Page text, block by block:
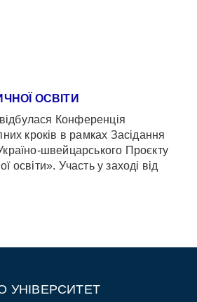
ОСВІТИ
Конференція
кроків в рамках Засідання
швейцарського Проєкту
освіти». Участь у заході від
УНІВЕРСИТЕТ